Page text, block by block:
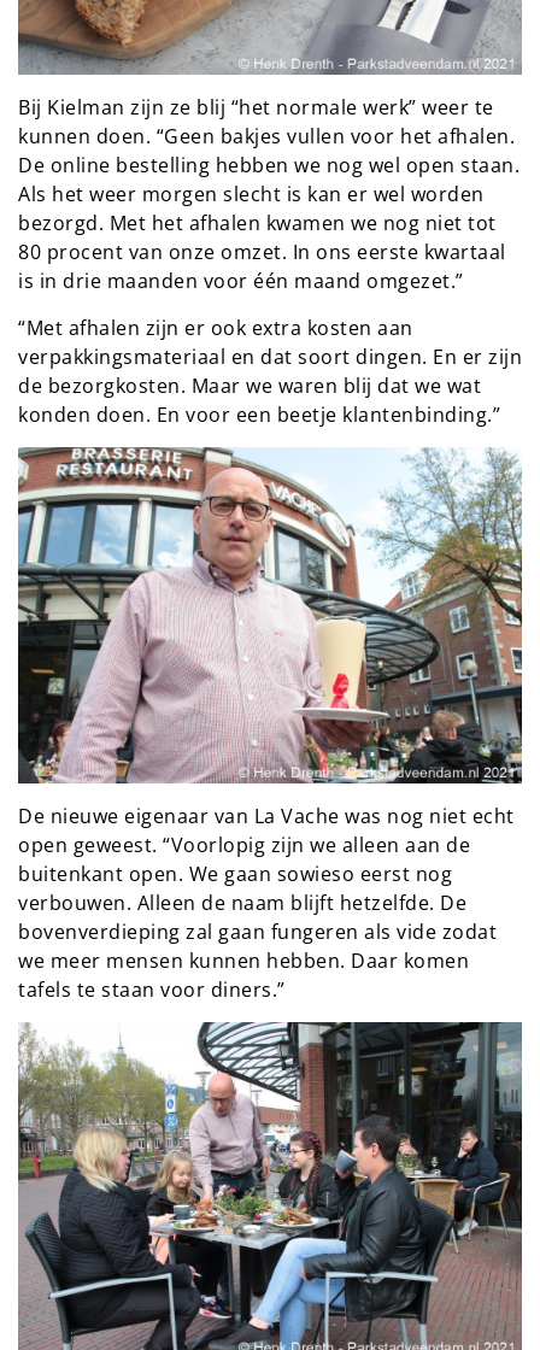
Bij Kielman zijn ze blij “het normale werk” weer te
kunnen doen. “Geen bakjes vullen voor het afhalen.
De online bestelling hebben we nog wel open staan.
Als het weer morgen slecht is kan er wel worden
bezorgd. Met het afhalen kwamen we nog niet tot
80 procent van onze omzet. In ons eerste kwartaal
is in drie maanden voor één maand omgezet.”
“Met afhalen zijn er ook extra kosten aan
verpakkingsmateriaal en dat soort dingen. En er zijn
de bezorgkosten. Maar we waren blij dat we wat
konden doen. En voor een beetje klantenbinding.”
De nieuwe eigenaar van La Vache was nog niet echt
open geweest. “Voorlopig zijn we alleen aan de
buitenkant open. We gaan sowieso eerst nog
verbouwen. Alleen de naam blijft hetzelfde. De
bovenverdieping zal gaan fungeren als vide zodat
we meer mensen kunnen hebben. Daar komen
tafels te staan voor diners.”